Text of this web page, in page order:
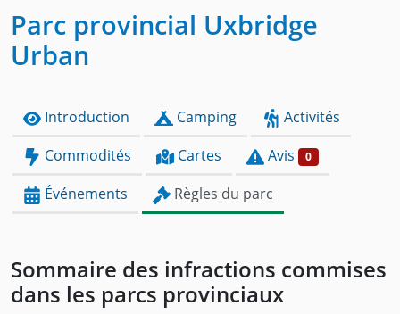
Parc provincial Uxbridge
Urban
Introduction Camping
Activités
Commodités
Cartes Avis 0
Événements Règles du parc
Sommaire des infractions commises
dans les parcs provinciaux